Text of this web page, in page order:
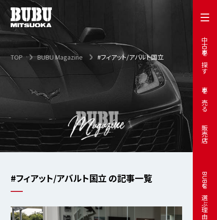
中古車を探す
車を売る
販売店
BUBUを選ぶ理由
TOP BUBU Magazine #フィアット/アバルト国立
#フィアット/アバルト国立 の記事一覧